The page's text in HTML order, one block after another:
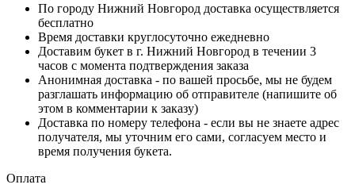
По городу Нижний Новгород доставка осуществляется
бесплатно
Время доставки круглосуточно ежедневно
Доставим букет в г. Нижний Новгород в течении 3
часов с момента подтверждения заказа
Анонимная доставка - по вашей просьбе, мы не будем
разглашать информацию об отправителе (напишите об
этом в комментарии к заказу)
Доставка по номеру телефона - если вы не знаете адрес
получателя, мы уточним его сами, согласуем место и
время получения букета.
Оплата